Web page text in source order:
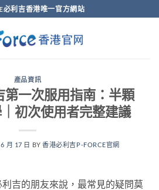
必利吉香港唯一官方網站
產品資訊
第一次服用指南：半顆
初次使用者完整建議
月 17 日 BY香港必利吉P-FORCE官網
吉的朋友來說，最常見的疑問莫